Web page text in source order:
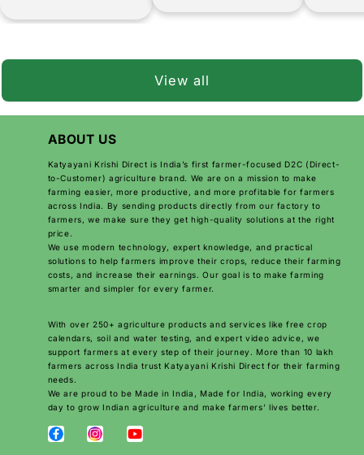
products when buying
রোগ প্রতিরোধী।...
View all
ABOUT US
Katyayani Krishi Direct is India’s first farmer-focused D2C (Direct-
to-Customer) agriculture brand. We are on a mission to make
farming easier, more productive, and more profitable for farmers
across India. By sending products directly from our factory to
farmers, we make sure they get high-quality solutions at the right
price.
We use modern technology, expert knowledge, and practical
solutions to help farmers improve their crops, reduce their farming
costs, and increase their earnings. Our goal is to make farming
smarter and simpler for every farmer.
With over 250+ agriculture products and services like free crop
calendars, soil and water testing, and expert video advice, we
support farmers at every step of their journey. More than 10 lakh
farmers across India trust Katyayani Krishi Direct for their farming
needs.
We are proud to be Made in India, Made for India, working every
day to grow Indian agriculture and make farmers’ lives better.